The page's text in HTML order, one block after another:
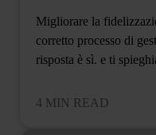
Migliorare la
corretto processo di
risposta è sì. e ti
4 MIN READ